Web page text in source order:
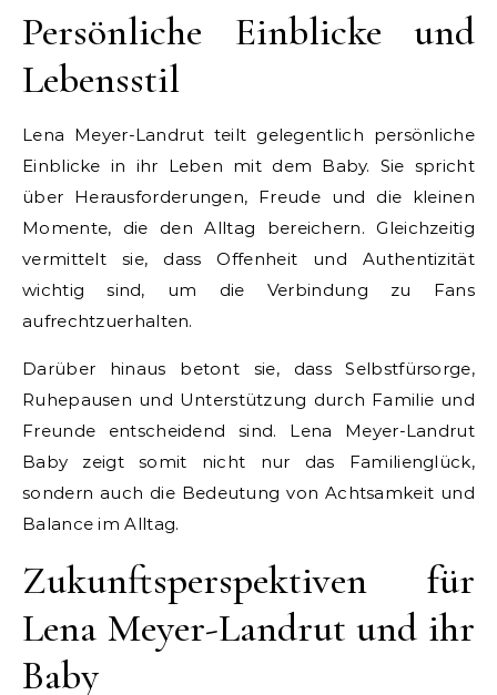
Persönliche Einblicke und
Lebensstil
Lena Meyer-Landrut teilt gelegentlich persönliche
Einblicke in ihr Leben mit dem Baby. Sie spricht
über Herausforderungen, Freude und die kleinen
Momente, die den Alltag bereichern. Gleichzeitig
vermittelt sie, dass Offenheit und Authentizität
wichtig sind, um die Verbindung zu Fans
aufrechtzuerhalten.
Darüber hinaus betont sie, dass Selbstfürsorge,
Ruhepausen und Unterstützung durch Familie und
Freunde entscheidend sind. Lena Meyer-Landrut
Baby zeigt somit nicht nur das Familienglück,
sondern auch die Bedeutung von Achtsamkeit und
Balance im Alltag.
Zukunftsperspektiven für
Lena Meyer-Landrut und ihr
Baby